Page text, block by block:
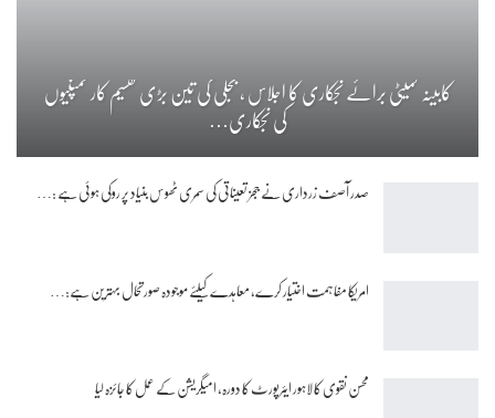
کابینہ کمیٹی برائے نجکاری کا اجلاس ، بجلی کی تین بڑی تقسیم کار کمپنیوں
کی نجکاری…
صدر آصف زرداری نے ججز تعیناتی کی سمری ٹھوس بنیاد پر روکی ہوئی ہے :…
امریکا مفاہمت اختیار کرے، معاہدے کیلئے موجودہ صورتحال بہترین ہے:…
محسن نقوی کا لاہور ایئرپورٹ کا دورہ، امیگریشن کے عمل کا جائزہ لیا